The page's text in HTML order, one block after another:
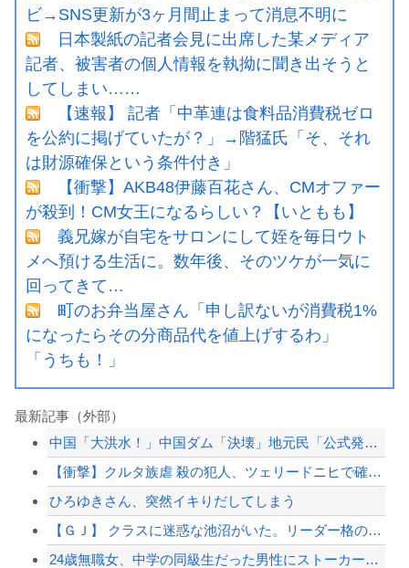
ビ→SNS更新が3ヶ月間止まって消息不明に
日本製紙の記者会見に出席した某メディア
記者、被害者の個人情報を執拗に聞き出そうと
してしまい……
【速報】 記者「中革連は食料品消費税ゼロ
を公約に掲げていたが？」→階猛氏「そ、それ
は財源確保という条件付き」
【衝撃】AKB48伊藤百花さん、CMオファー
が殺到！CM女王になるらしい？【いともも】
義兄嫁が自宅をサロンにして姪を毎日ウト
メへ預ける生活に。数年後、そのツケが一気に
回ってきて…
町のお弁当屋さん「申し訳ないが消費税1%
になったらその分商品代を値上げするわ」
「うちも！」
最新記事（外部）
中国「大洪水！」中国ダム「決壊」地元民「公式発表より死者多い！」中国政府「住民拘...
【衝撃】クルタ族虐 殺の犯人、ツェリードニヒで確定！クロロの演劇のせいで2人も無...
ひろゆきさん、突然イキりだしてしまう
【ＧＪ】 クラスに迷惑な池沼がいた。リーダー格のＡ「なんで支援学級に入れないんで...
24歳無職女、中学の同級生だった男性にストーカーして逮捕 全く親しくないのに20...